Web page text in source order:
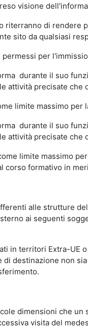
visione
riterranno di rendere
sito da qualsiasi
per
durante il suo
attività precisate che
limite massimo per
durante il suo
attività precisate che
limite massimo
corso formativo in
alle strutture
ai seguenti
in territori Extra-UE
di destinazione non
dimensioni che
visita del